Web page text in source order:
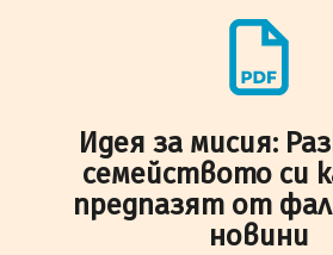
Идея за мисия:
семейството си
предпазят от
новини